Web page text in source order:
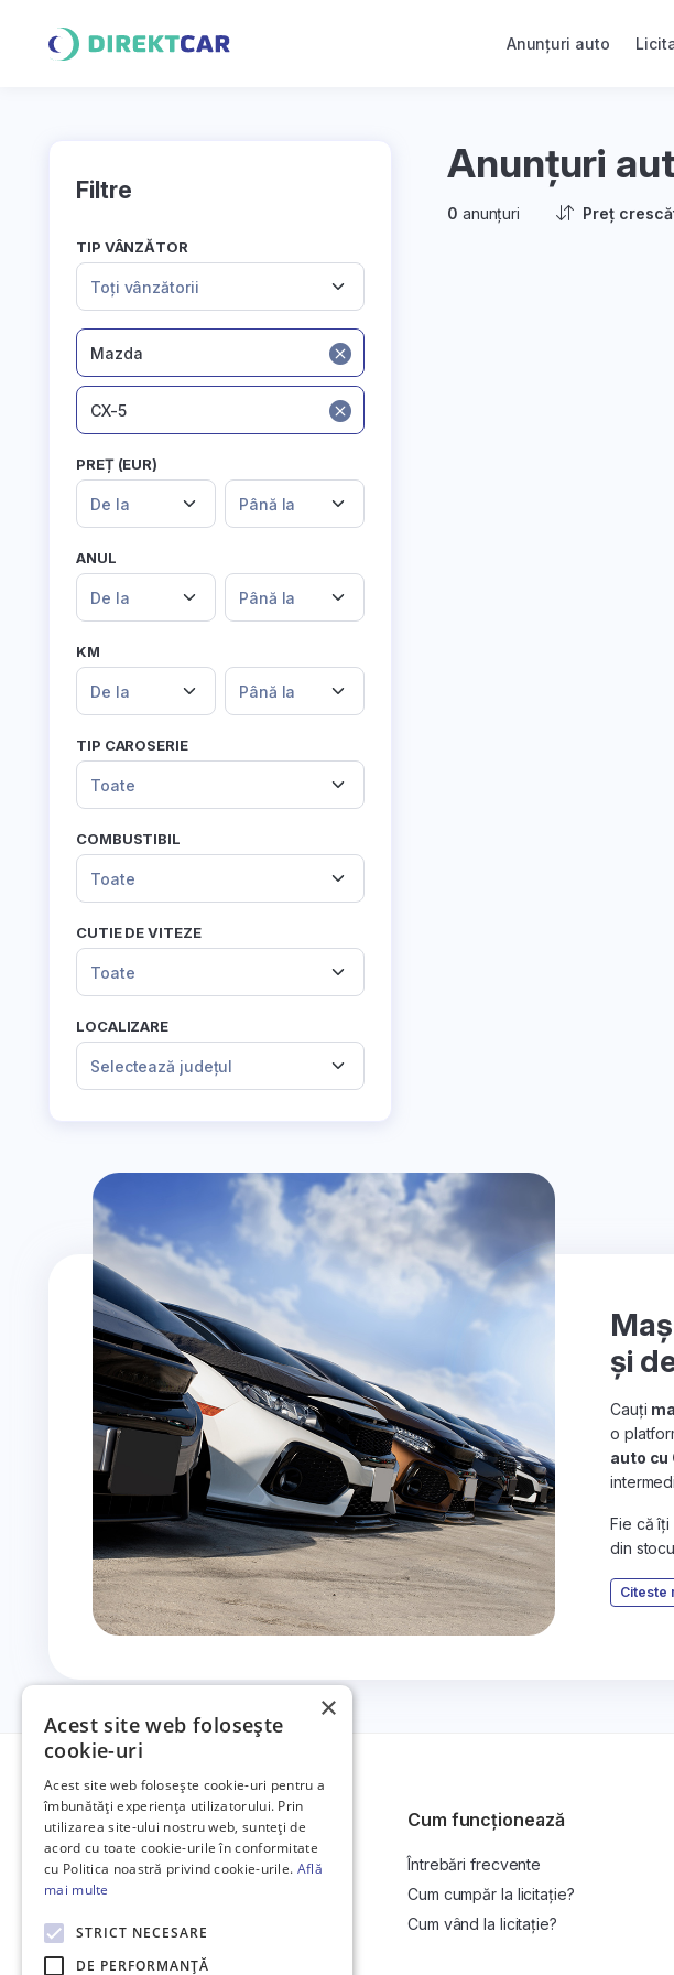
Anunțuri auto
Filtre
TIP VÂNZĂTOR
Toți vânzătorii
Mazda
CX-5
PREȚ (EUR)
De la Până la
ANUL
De la Până la
KM
De la Până la
TIP CAROSERIE
Toate
COMBUSTIBIL
Toate
CUTIE DE VITEZE
Toate
LOCALIZARE
Selectează județul
Anunțuri
0 anunțuri Preț
și
Cauți
o
auto cu
Fie că îți
din
Citeste
Platformă de anunțuri auto și licitații
auto online.
Cum funcționează
Întrebări frecvente
Cum cumpăr la licitație?
Cum vând la licitație?
×
Acest site web folosește
cookie-uri
Acest site web folosește cookie-uri pentru a
îmbunătăți experiența utilizatorului. Prin
utilizarea site-ului nostru web, sunteți de
acord cu toate cookie-urile în conformitate
cu Politica noastră privind cookie-urile. Află
mai multe
STRICT NECESARE
DE PERFORMANȚĂ